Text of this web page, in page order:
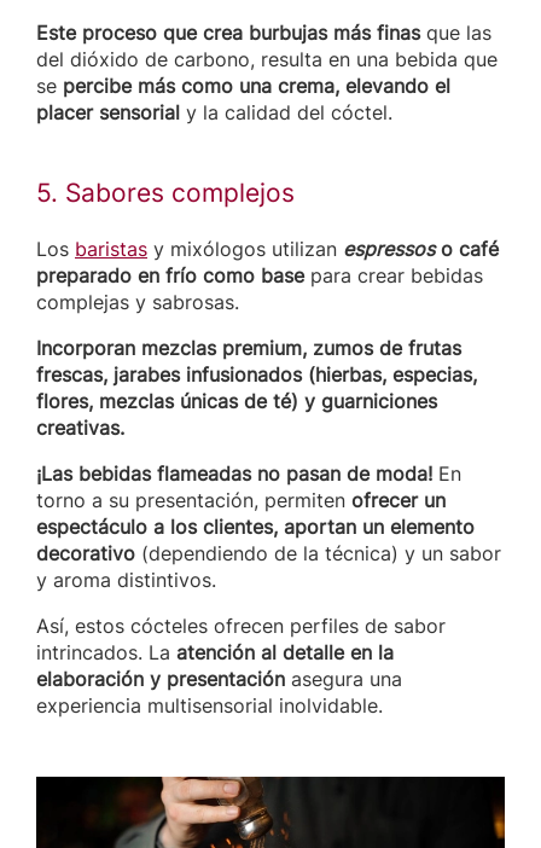
Este proceso que crea burbujas más finasque las
del dióxido de carbono, resulta en una bebida que
se percibe más como una crema, elevando el
placer sensorial y la calidad del cóctel.
5. Sabores complejos
Los baristas y mixólogos utilizan espressoso café
preparado en frío como base para crear bebidas
complejas y sabrosas.
Incorporan mezclas premium, zumos de frutas
frescas, jarabes infusionados (hierbas, especias,
flores, mezclas únicas de té) y guarniciones
creativas.
¡Las bebidas flameadas no pasan de moda! En
torno a su presentación, permiten ofrecer un
espectáculo a los clientes, aportan un elemento
decorativo (dependiendo de la técnica) y un sabor
y aroma distintivos.
Así, estos cócteles ofrecen perfiles de sabor
intrincados. La atención al detalle en la
elaboración y presentación asegura una
experiencia multisensorial inolvidable.